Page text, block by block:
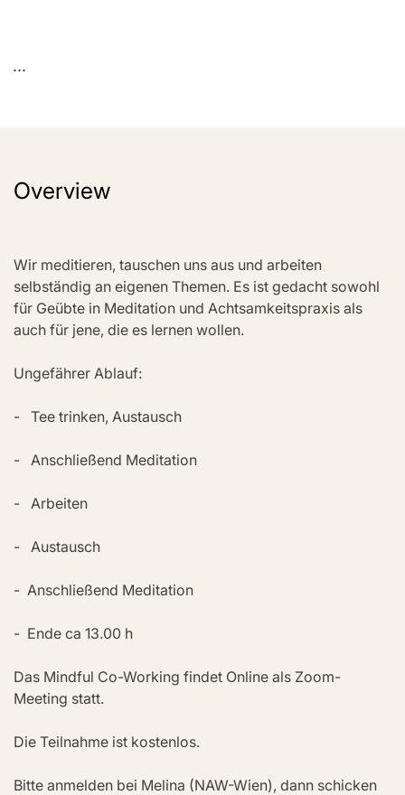
...
Overview
Wir meditieren, tauschen uns aus und arbeiten
selbständig an eigenen Themen. Es ist gedacht sowohl
für Geübte in Meditation und Achtsamkeitspraxis als
auch für jene, die es lernen wollen.
Ungefährer Ablauf:
-   Tee trinken, Austausch
-   Anschließend Meditation
-   Arbeiten
-   Austausch
-  Anschließend Meditation
-  Ende ca 13.00 h
Das Mindful Co-Working findet Online als Zoom-
Meeting statt.
Die Teilnahme ist kostenlos.
Bitte anmelden bei Melina (NAW-Wien), dann schicken